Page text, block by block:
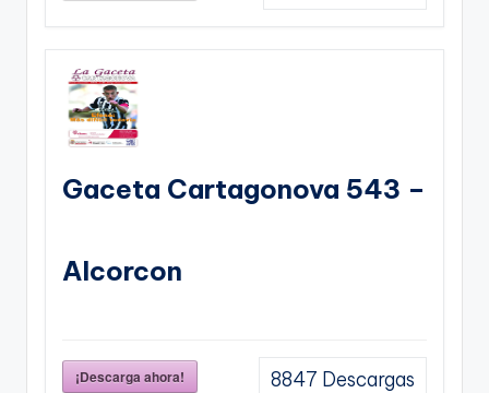
Gaceta Cartagonova 543 –
Alcorcon
¡Descarga ahora! 8847 Descargas